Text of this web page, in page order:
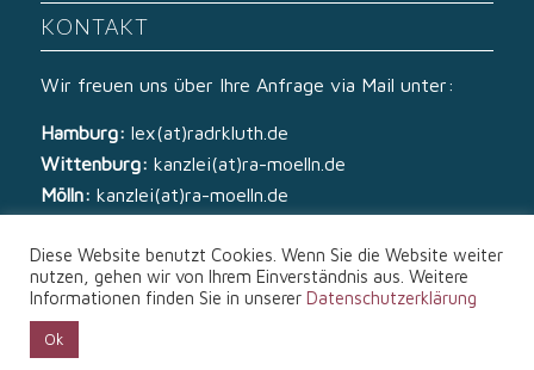
KONTAKT
Wir freuen uns über Ihre Anfrage via Mail unter:
Hamburg: lex(at)radrkluth.de
Wittenburg: kanzlei(at)ra-moelln.de
Mölln: kanzlei(at)ra-moelln.de
Diese Website benutzt Cookies. Wenn Sie die Website weiter
nutzen, gehen wir von Ihrem Einverständnis aus. Weitere
Informationen finden Sie in unserer Datenschutzerklärung
Ok